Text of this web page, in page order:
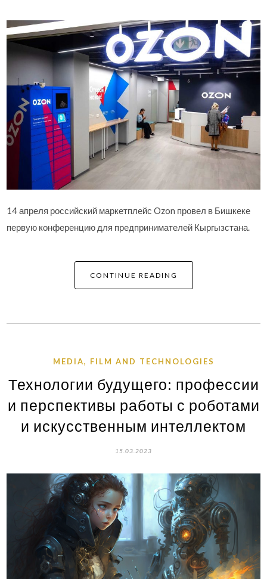
14 апреля российский маркетплейс Ozon провел в Бишкеке
первую конференцию для предпринимателей Кыргызстана.
CONTINUE READING
MEDIA, FILM AND TECHNOLOGIES
Технологии будущего: профессии
и перспективы работы с роботами
и искусственным интеллектом
15.03.2023